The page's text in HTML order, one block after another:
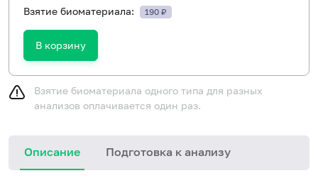
Взятие биоматериала: 190 ₽
В корзину
Взятие биоматериала одного типа для разных
анализов оплачивается один раз.
Описание Подготовка к анализу